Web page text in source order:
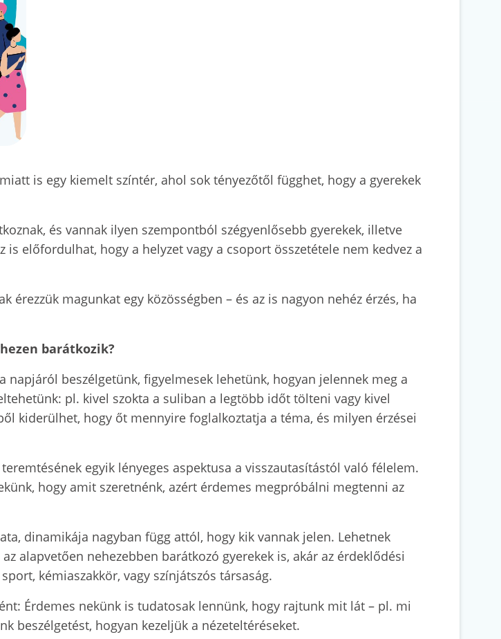
is egy kiemelt színtér, ahol sok tényezőtől függhet, hogy a gyerekek
és vannak ilyen szempontból szégyenlősebb gyerekek, illetve
is előfordulhat, hogy a helyzet vagy a csoport összetétele nem kedvez a
érezzük magunkat egy közösségben – és az is nagyon nehéz érzés, ha
barátkozik?
napjáról beszélgetünk, figyelmesek lehetünk, hogyan jelennek meg a
pl. kivel szokta a suliban a legtöbb időt tölteni vagy kivel
kiderülhet, hogy őt mennyire foglalkoztatja a téma, és milyen érzései
egyik lényeges aspektusa a visszautasítástól való félelem.
hogy amit szeretnénk, azért érdemes megpróbálni megtenni az
dinamikája nagyban függ attól, hogy kik vannak jelen. Lehetnek
alapvetően nehezebben barátkozó gyerekek is, akár az érdeklődési
kémiaszakkör, vagy színjátszós társaság.
Érdemes nekünk is tudatosak lennünk, hogy rajtunk mit lát – pl. mi
beszélgetést, hogyan kezeljük a nézeteltéréseket.